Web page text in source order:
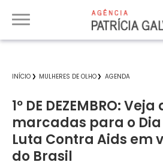
INÍCIO MULHERES DE OLHO AGENDA
1º DE DEZEMBRO:
marcadas para o
Luta Contra Aids em
do Brasil